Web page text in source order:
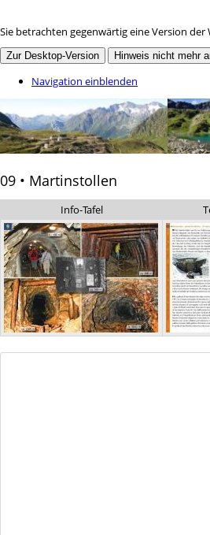
Sie betrachten gegenwärtig eine Version
Zur Desktop-Version Hinweis nicht mehr
Navigation einblenden
09 • Martinstollen
Info-Tafel